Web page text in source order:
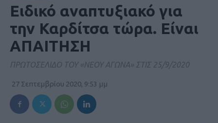
Ειδικό αναπτυξιακό για
την Καρδίτσα τώρα. Είναι
ΑΠΑΙΤΗΣΗ
ΠΡΩΤΟΣΕΛΙΔΟ ΤΟΥ «ΝΕΟΥ ΑΓΩΝΑ» ΣΤΙΣ 25/9/2020
27 Σεπτεμβρίου 2020, 9:53 μμ